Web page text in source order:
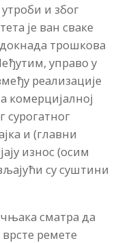
и због
је ван сваке
трошкова
управо у
реализације
комерцијалној
сурогатног
и (главни
износ (осим
су суштини
сматра да
ремете